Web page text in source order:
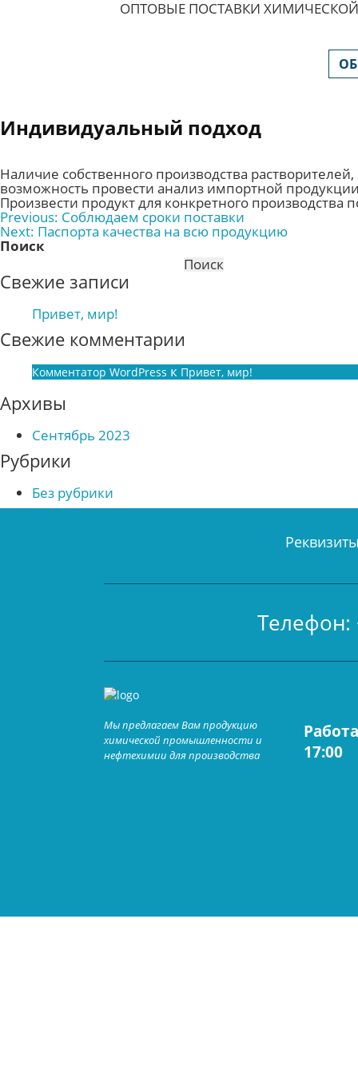
ОПТОВЫЕ ПОСТАВКИ
Индивидуальный подход
Наличие собственного производства
возможность провести анализ импортной
Произвести продукт для конкретного
Навигация
по
записям
Previous: Соблюдаем сроки поставки
Next: Паспорта качества на всю продукцию
Поиск
Поиск
Свежие записи
Привет, мир!
Свежие комментарии
Комментатор WordPress к Привет, мир!
Архивы
Сентябрь 2023
Рубрики
Без рубрики
Телефон:
Мы предлагаем Вам продукцию
химической промышленности и
нефтехимии для производства
17:00